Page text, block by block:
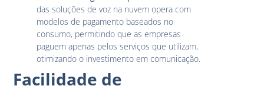
das soluções de voz na nuvem opera com
modelos de pagamento baseados no
consumo, permitindo que as empresas
paguem apenas pelos serviços que utilizam,
otimizando o investimento em comunicação.
Facilidade de